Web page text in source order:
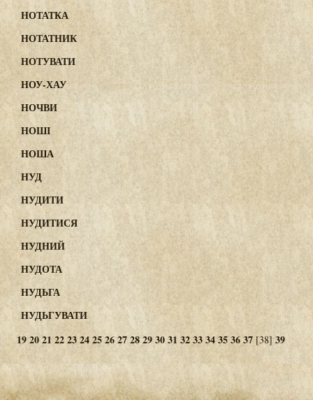
НОТАТКА
НОТАТНИК
НОТУВАТИ
НОУ-ХАУ
НОЧВИ
НОШІ
НОША
НУД
НУДИТИ
НУДИТИСЯ
НУДНИЙ
НУДОТА
НУДЬГА
НУДЬГУВАТИ
192021 22232425262728293031 323334353637 [38]39